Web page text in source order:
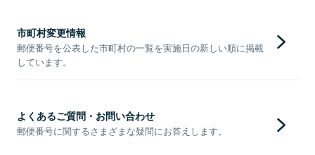
市町村変更情報
郵便番号を公表した市町村の一覧を実施日の新しい順に掲載
しています。
よくあるご質問・お問い合わせ
郵便番号に関するさまざまな疑問にお答えします。